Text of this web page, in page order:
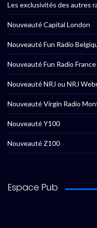
Les exclusivités des autres
Nouveauté Capital London
Nouveauté Fun Radio
Nouveauté Fun Radio France
Nouveauté NRJ ou NRJ
Nouveauté Virgin Radio
Nouveauté Y100
Nouveauté Z100
Espace Pub